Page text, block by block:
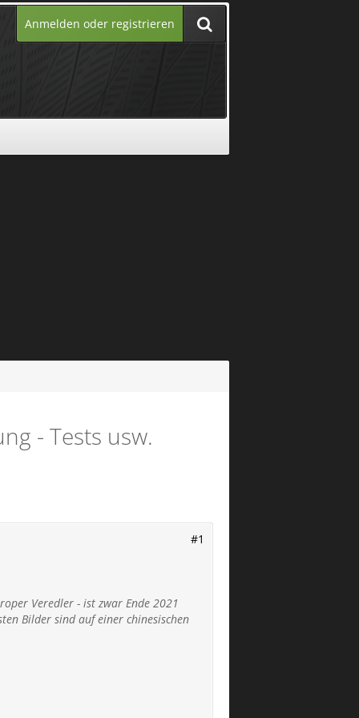
Anmelden oder registrieren
- Tests usw.
#1
Veredler - ist zwar Ende 2021
Bilder sind auf einer chinesischen